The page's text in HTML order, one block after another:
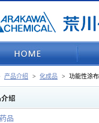
产品介绍 > 化成品 > 功能性涂布
品